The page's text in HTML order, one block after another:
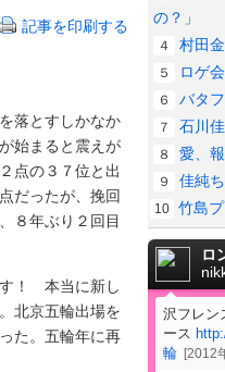
記事を印刷する
落とすしかなか
始まると震えが
点の３７位と出
だったが、挽回
８年ぶり２回目
！ 本当に新し
北京五輪出場を
た。五輪年に再
の？」
４ 村田
５ ロゲ
６ バタ
７ 石川
８ 愛、
９ 佳純
10 竹島
ロ
沢フレン
ース
輪 [2012